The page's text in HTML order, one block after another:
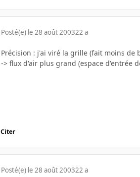
Posté(e) le 28 août 200322 a
Précision : j'ai viré la grille (fait moins de
-> flux d'air plus grand (espace d'entrée
Citer
Posté(e) le 28 août 200322 a